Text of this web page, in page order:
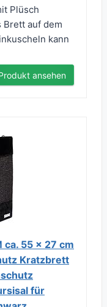
Plüsch
Brett auf dem
kann
ansehen
ca. 55 x 27 cm
Kratzbrett
für